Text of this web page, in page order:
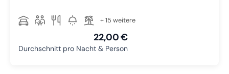
+ 15 weitere
22,00 €
Durchschnitt pro Nacht & Person